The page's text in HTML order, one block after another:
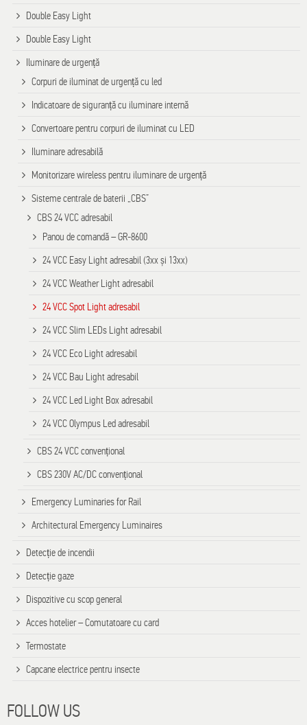
Double Easy Light
Double Easy Light
Iluminare de urgență
Corpuri de iluminat de urgență cu led
Indicatoare de siguranță cu iluminare internă
Convertoare pentru corpuri de iluminat cu LED
Iluminare adresabilă
Monitorizare wireless pentru iluminare de urgență
Sisteme centrale de baterii „CBS”
CBS 24 VCC adresabil
Panou de comandă – GR-8600
24 VCC Easy Light adresabil (3xx și 13xx)
24 VCC Weather Light adresabil
24 VCC Spot Light adresabil
24 VCC Slim LEDs Light adresabil
24 VCC Eco Light adresabil
24 VCC Bau Light adresabil
24 VCC Led Light Box adresabil
24 VCC Olympus Led adresabil
CBS 24 VCC convențional
CBS 230V AC/DC convențional
Emergency Luminaries for Rail
Architectural Emergency Luminaires
Detecție de incendii
Detecție gaze
Dispozitive cu scop general
Acces hotelier – Comutatoare cu card
Termostate
Capcane electrice pentru insecte
FOLLOW US